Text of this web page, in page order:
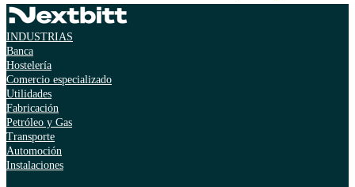
INDUSTRIAS
Banca
Hostelería
Comercio especializado
Utilidades
Fabricación
Petróleo y Gas
Transporte
Automoción
Instalaciones